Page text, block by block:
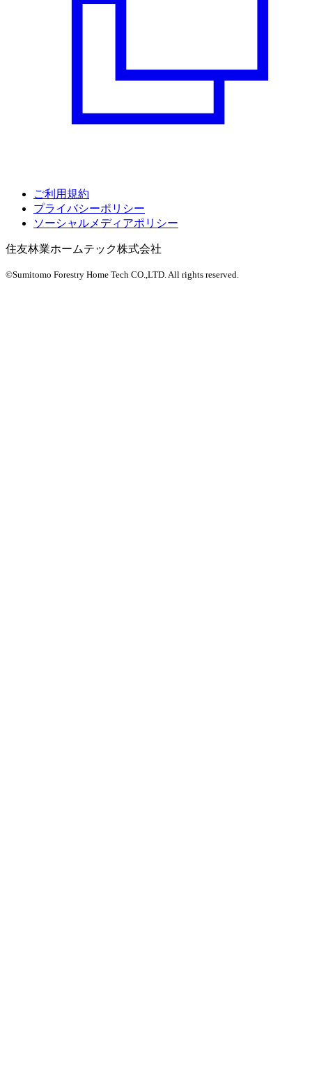
ご利用規約
プライバシーポリシー
ソーシャルメディアポリシー
住友林業ホームテック株式会社
©Sumitomo Forestry Home Tech CO.,LTD. All rights reserved.